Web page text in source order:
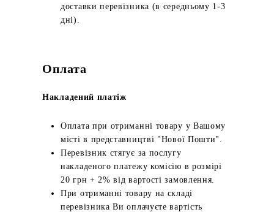
доставки перевізника (в середньому 1-3
дні).
Оплата
Накладений платіж
Оплата при отриманні товару у Вашому
місті в представництві "Нової Пошти".
Перевізник стягує за послугу
накладеного платежу комісію в розмірі
20 грн + 2% від вартості замовлення.
При отриманні товару на складі
перевізника Ви оплачуєте вартість